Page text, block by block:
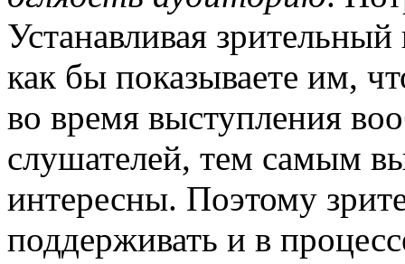
Устанавливая
как бы показываете им,
во время выступления
слушателей, тем самым
интересны. Поэтому
поддерживать и в